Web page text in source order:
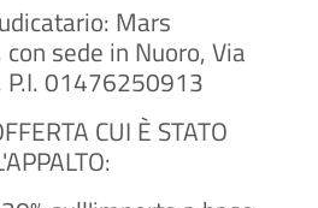
Mars
sede in Nuoro, Via
P.I. 01476250913
CUI È STATO